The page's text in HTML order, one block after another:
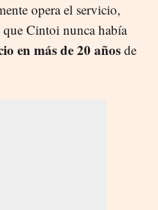
opera el servicio,
Cintoi nunca había
en más de 20 años de